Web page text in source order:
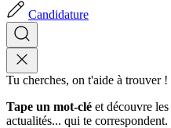
Candidature
Tu cherches, on t'aide à trouver !
Tape un mot-clé et découvre
actualités... qui te correspondent.